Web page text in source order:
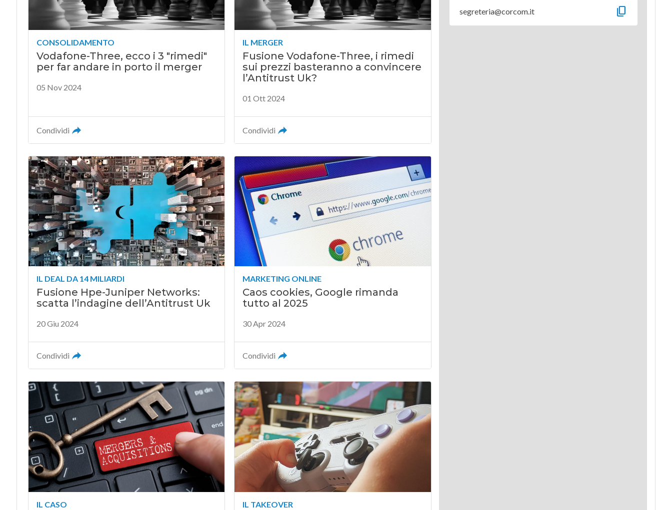
CONSOLIDAMENTO
Vodafone-Three, ecco i 3 "rimedi"
per far andare in porto il merger
05 Nov 2024
Condividi
IL MERGER
Fusione Vodafone-Three, i rimedi
sui prezzi basteranno a convincere
l’Antitrust Uk?
01 Ott 2024
Condividi
IL DEAL DA 14 MILIARDI
Fusione Hpe-Juniper Networks:
scatta l’indagine dell’Antitrust Uk
20 Giu 2024
Condividi
MARKETING ONLINE
Caos cookies, Google rimanda
tutto al 2025
30 Apr 2024
Condividi
IL CASO IL TAKEOVER
segreteria@corcom.it content_copy